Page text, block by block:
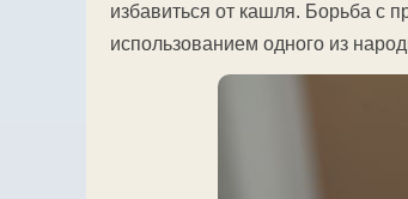
избавиться от кашля. Борьба с
использованием одного из